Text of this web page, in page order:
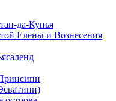
да-Кунья
Елены и Вознесения